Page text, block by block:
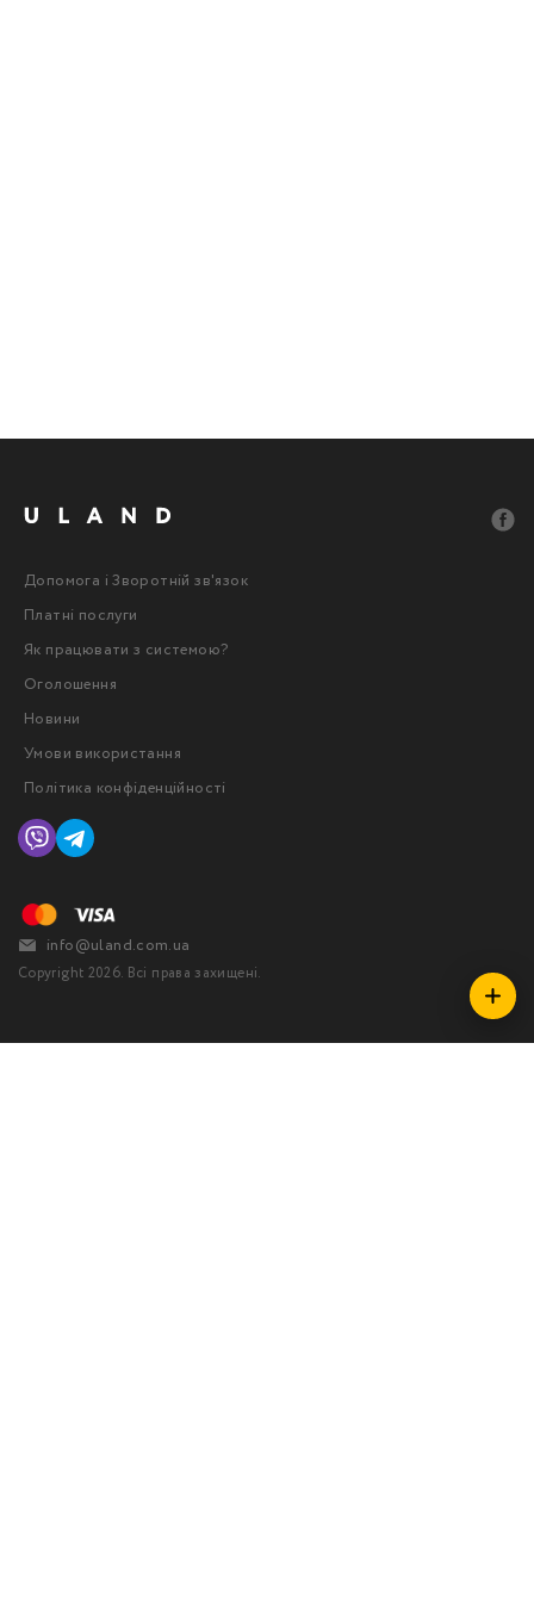
Copyright 2026. Всі права захищені.
Допомога і Зворотній зв'язок
Платні послуги
Як працювати з системою?
Оголошення
Новини
Умови використання
Політика конфіденційності
info@uland.com.ua